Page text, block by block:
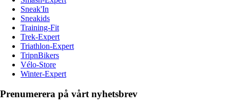
Sneak'In
Sneakids
Training-Fit
Trek-Expert
Triathlon-Expert
TripnBikers
Vélo-Store
Winter-Expert
Prenumerera på vårt nyhetsbrev